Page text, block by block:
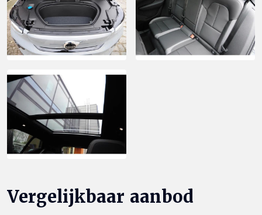
Vergelijkbaar aanbod